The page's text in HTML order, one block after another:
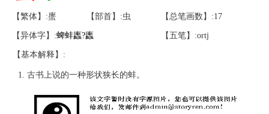
【繁体】:螷 【部首】:虫 【总笔画数】:17
【异体字】:蜱蚌蠯?蠯 【五笔】:ortj
【基本解释】:
古书上说的一种形状狭长的蚌。